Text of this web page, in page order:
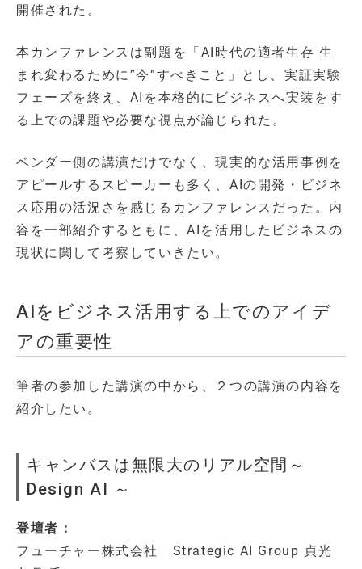
開催された。
本カンファレンスは副題を「AI時代の適者生存 生
まれ変わるために”今”すべきこと」とし、実証実験
フェーズを終え、AIを本格的にビジネスへ実装をす
る上での課題や必要な視点が論じられた。
ベンダー側の講演だけでなく、現実的な活用事例を
アピールするスピーカーも多く、AIの開発・ビジネ
ス応用の活況さを感じるカンファレンスだった。内
容を一部紹介するともに、AIを活用したビジネスの
現状に関して考察していきたい。
AIをビジネス活用する上でのアイデ
アの重要性
筆者の参加した講演の中から、２つの講演の内容を
紹介したい。
キャンバスは無限大のリアル空間～
Design AI ～
登壇者：
フューチャー株式会社 Strategic AI Group 貞光